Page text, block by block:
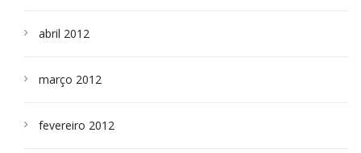
abril 2012
março 2012
fevereiro 2012